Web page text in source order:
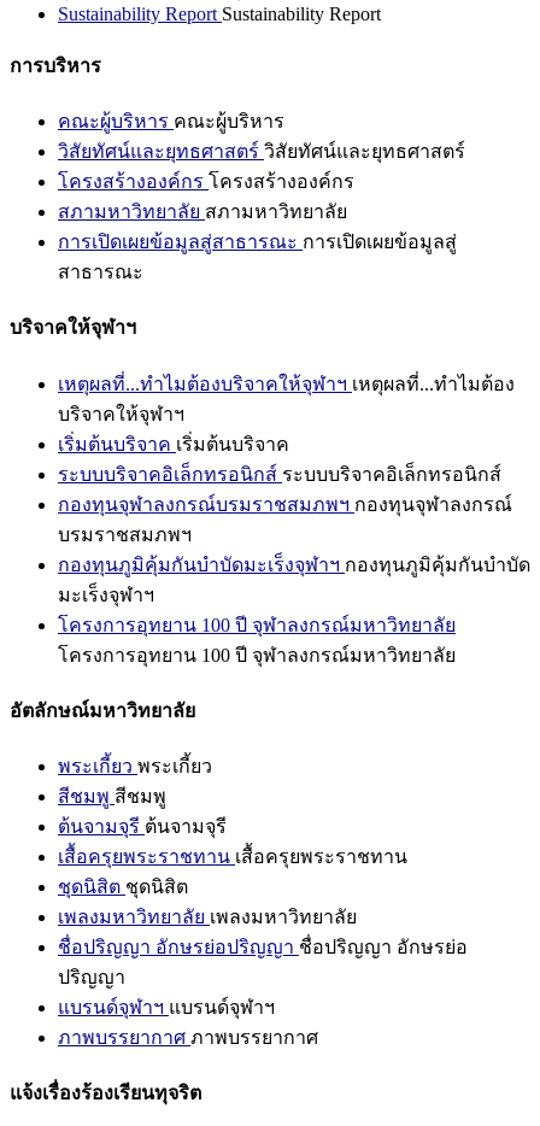
Sustainability Report Sustainability Report
การบริหาร
คณะผู้บริหาร คณะผู้บริหาร
วิสัยทัศน์และยุทธศาสตร์ วิสัยทัศน์และยุทธศาสตร์
โครงสร้างองค์กร โครงสร้างองค์กร
สภามหาวิทยาลัย สภามหาวิทยาลัย
การเปิดเผยข้อมูลสู่สาธารณะ การเปิดเผยข้อมูลสู่
สาธารณะ
บริจาคให้จุฬาฯ
เหตุผลที่...ทำไมต้องบริจาคให้จุฬาฯ เหตุผลที่...ทำไมต้อง
บริจาคให้จุฬาฯ
เริ่มต้นบริจาค เริ่มต้นบริจาค
ระบบบริจาคอิเล็กทรอนิกส์ ระบบบริจาคอิเล็กทรอนิกส์
กองทุนจุฬาลงกรณ์บรมราชสมภพฯ กองทุนจุฬาลงกรณ์
บรมราชสมภพฯ
กองทุนภูมิคุ้มกันบำบัดมะเร็งจุฬาฯ กองทุนภูมิคุ้มกันบำบัด
มะเร็งจุฬาฯ
โครงการอุทยาน 100 ปี จุฬาลงกรณ์มหาวิทยาลัย
โครงการอุทยาน 100 ปี จุฬาลงกรณ์มหาวิทยาลัย
อัตลักษณ์มหาวิทยาลัย
พระเกี้ยว พระเกี้ยว
สีชมพู สีชมพู
ต้นจามจุรี ต้นจามจุรี
เสื้อครุยพระราชทาน เสื้อครุยพระราชทาน
ชุดนิสิต ชุดนิสิต
เพลงมหาวิทยาลัย เพลงมหาวิทยาลัย
ชื่อปริญญา อักษรย่อปริญญา ชื่อปริญญา อักษรย่อ
ปริญญา
แบรนด์จุฬาฯ แบรนด์จุฬาฯ
ภาพบรรยากาศ ภาพบรรยากาศ
แจ้งเรื่องร้องเรียนทุจริต